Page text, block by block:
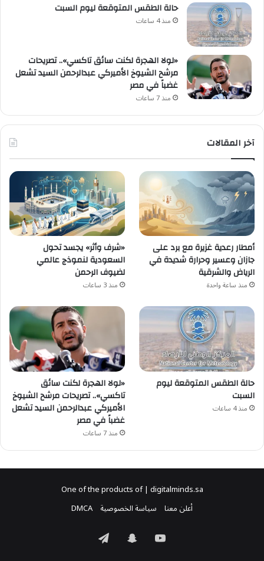
حالة الطقس المتوقعة ليوم السبت
منذ 4 ساعات
«لولا الهجرة لكنت سائق تاكسي».. تصريحات
مرشح الشيوخ الأميركي عبدالرحمن السيد تشعل
غضباً في مصر
منذ 7 ساعات
آخر المقالات
أمطار رعدية غزيرة مع برد على
جازان وعسير وحرارة شديدة في
الرياض والشرقية
منذ ساعة واحدة
«شرف وأثر» يجسد تحول
السعودية لنموذج عالمي
لضيوف الرحمن
منذ 3 ساعات
حالة الطقس المتوقعة ليوم
السبت
منذ 4 ساعات
«لولا الهجرة لكنت سائق
تاكسي».. تصريحات مرشح الشيوخ
الأميركي عبدالرحمن السيد تشعل
غضباً في مصر
منذ 7 ساعات
One of the products of | digitalminds.sa
أعلن معنا سياسة الخصوصية DMCA
‫YouTubeسنابتيلقرام